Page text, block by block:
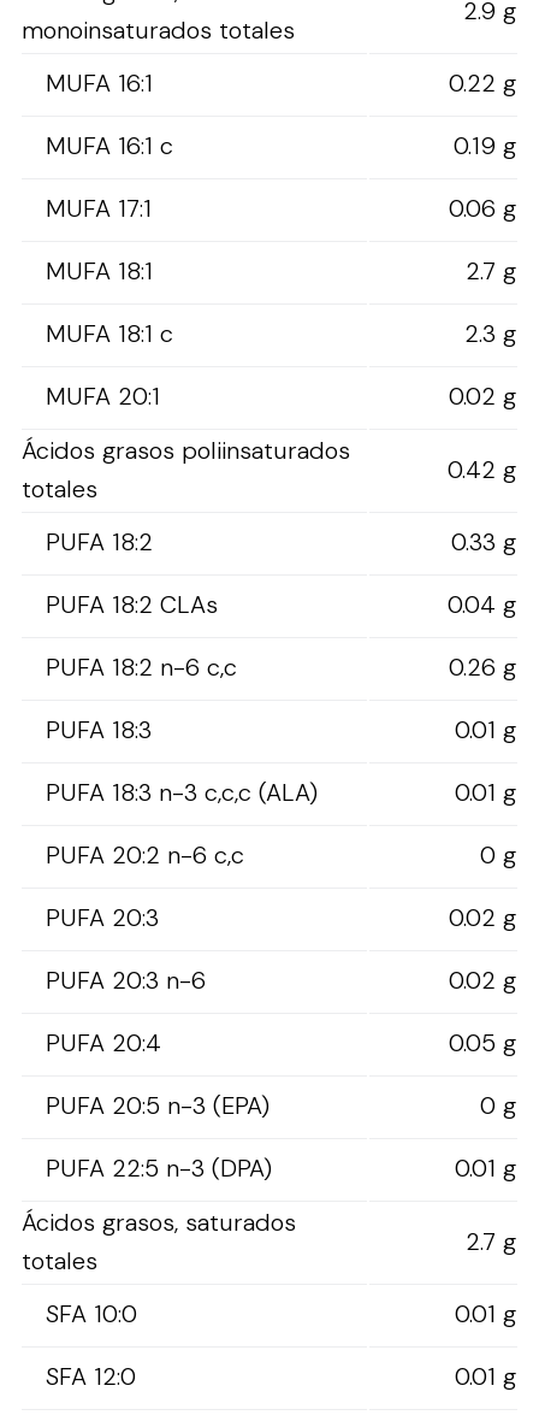
monoinsaturados totales
2.9 g
MUFA 16:1
0.22 g
MUFA 16:1 c
0.19 g
MUFA 17:1
0.06 g
MUFA 18:1
2.7 g
MUFA 18:1 c
2.3 g
MUFA 20:1
0.02 g
Ácidos grasos poliinsaturados
totales
0.42 g
PUFA 18:2
0.33 g
PUFA 18:2 CLAs
0.04 g
PUFA 18:2 n-6 c,c
0.26 g
PUFA 18:3
0.01 g
PUFA 18:3 n-3 c,c,c (ALA)
0.01 g
PUFA 20:2 n-6 c,c
0 g
PUFA 20:3
0.02 g
PUFA 20:3 n-6
0.02 g
PUFA 20:4
0.05 g
PUFA 20:5 n-3 (EPA)
0 g
PUFA 22:5 n-3 (DPA)
0.01 g
Ácidos grasos, saturados
totales
2.7 g
SFA 10:0
0.01 g
SFA 12:0
0.01 g